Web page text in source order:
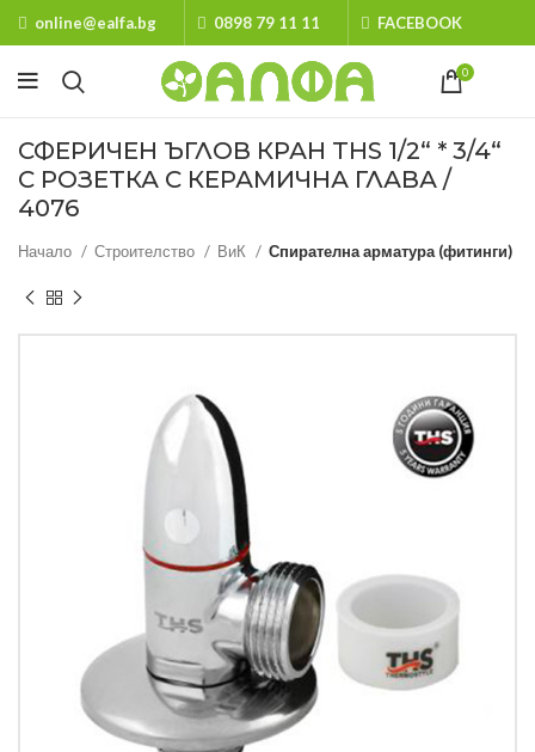
online@ealfa.bg 0898 79 11 11 FACEBOOK
0
СФЕРИЧЕН ЪГЛОВ КРАН THS 1/2“ * 3/4“
С РОЗЕТКА С КЕРАМИЧНА ГЛАВА /
4076
Начало Строителство ВиК Спирателна арматура (фитинги)